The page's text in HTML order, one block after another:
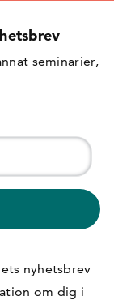
seminarier,
nyhetsbrev
om dig i